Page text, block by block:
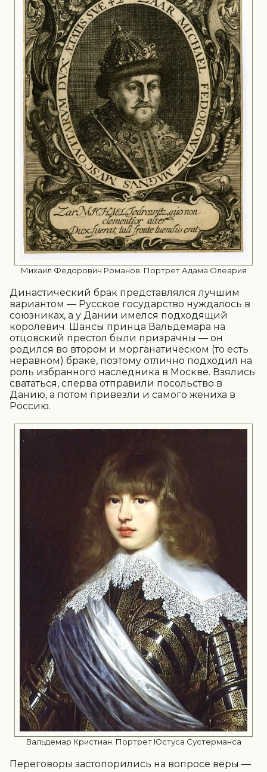
Михаил Федорович Романов. Портрет Адама Олеария
Династический брак представлялся лучшим
вариантом — Русское государство нуждалось в
союзниках, а у Дании имелся подходящий
королевич. Шансы принца Вальдемара на
отцовский престол были призрачны — он
родился во втором и морганатическом (то есть
неравном) браке, поэтому отлично подходил на
роль избранного наследника в Москве. Взялись
свататься, сперва отправили посольство в
Данию, а потом привезли и самого жениха в
Россию.
Вальдемар Кристиан. Портрет Юстуса Сустерманса
Переговоры застопорились на вопросе веры —